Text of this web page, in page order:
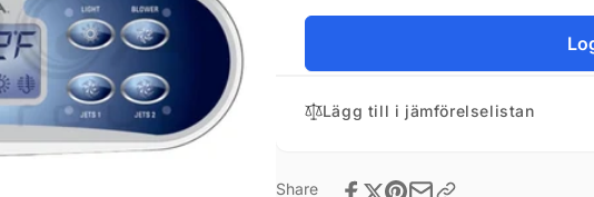
Lägg till i jämförelselistan
Share